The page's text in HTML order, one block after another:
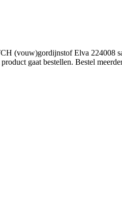
(vouw)gordijnstof Elva 224008
gaat bestellen. Bestel